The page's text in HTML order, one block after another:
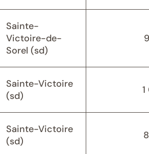
Sainte-
Victoire-de-
Sorel (sd)
Sainte-Victoire
(sd)
1
Sainte-Victoire
(sd)